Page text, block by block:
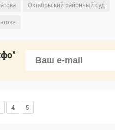
Октябрьский районный суд
4 5